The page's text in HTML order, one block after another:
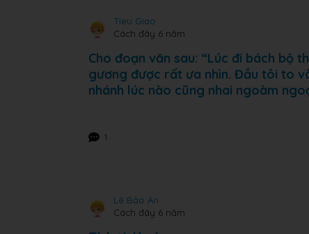
Tieu Giao
Cách đây 6 năm
Cho đoạn văn sau: “Lúc đi bách bộ
gương được rất ưa nhìn. Đầu tôi to
nhánh lúc nào cũng nhai ngoàm
1
Lê Bảo An
Cách đây 6 năm